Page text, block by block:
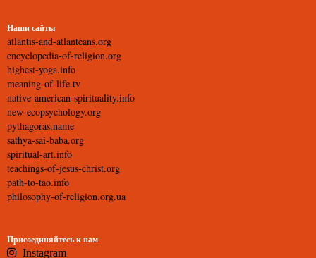
Наши сайты
atlantis-and-atlanteans.org
encyclopedia-of-religion.org
highest-yoga.info
meaning-of-life.tv
native-american-spirituality.info
new-ecopsychology.org
pythagoras.name
sathya-sai-baba.org
spiritual-art.info
teachings-of-jesus-christ.org
path-to-tao.info
philosophy-of-religion.org.ua
Присоединяйтесь к нам
Instagram